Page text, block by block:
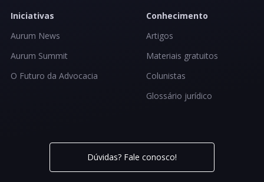
Iniciativas
Aurum News
Aurum Summit
O Futuro da Advocacia
Conhecimento
Artigos
Materiais gratuitos
Colunistas
Glossário jurídico
Dúvidas? Fale conosco!